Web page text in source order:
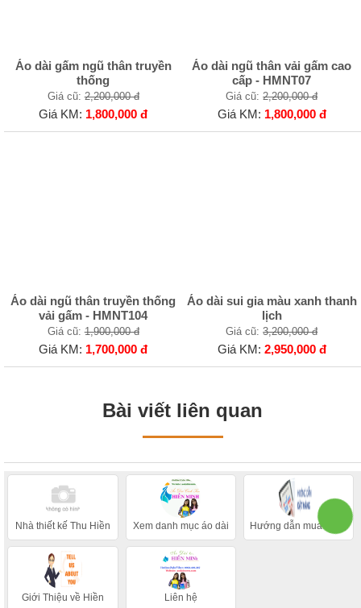
Áo dài gấm ngũ thân truyền
thống
Giá cũ:2,200,000 đ
Giá KM: 1,800,000 đ
Áo dài ngũ thân vải gấm cao
cấp - HMNT07
Giá cũ:2,200,000 đ
Giá KM: 1,800,000 đ
Áo dài ngũ thân truyền thống
vải gấm - HMNT104
Giá cũ:1,900,000 đ
Giá KM: 1,700,000 đ
Áo dài sui gia màu xanh thanh
lịch
Giá cũ:3,200,000 đ
Giá KM: 2,950,000 đ
Bài viết liên quan
Nhà thiết kế Thu Hiền Xem danh mục áo dài Hướng dẫn mua hàng
Giới Thiệu về Hiền
Liên hệ